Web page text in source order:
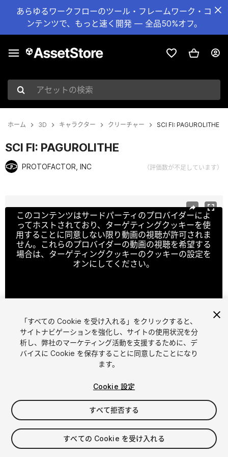
あらゆるワークフローのツール・フレームワーク・コ
ンテンツで、もっと速く開発 — 全品50%オフ。
アセットの検索
ホーム 3D キャラクター クリーチャー SCI FI: PAGUROLITHE
SCI FI: PAGUROLITHE
PROTOFACTOR, INC （評価数が不足しています）
このコンテンツはサードパーティのプロバイダーによ
ってホストされており、ターゲティングクッキーを使
用することに同意しない限り動画の視聴が許可されま
せん。これらのプロバイダーの動画の視聴を希望する
場合は、ターゲティングクッキーのクッキーの設定を
オンにしてください。
1 /5
$39.99
消費税は決済時に計算されます
「すべての Cookie を受け入れる」をクリックすると、
サイトナビゲーションを強化し、サイトの使用状況を分
析し、弊社のマーケティング活動を支援するために、デ
バイスに Cookie を保存することに同意したことになり
ます。
Cookie 設定
すべて拒否する
すべての Cookie を受け入れる